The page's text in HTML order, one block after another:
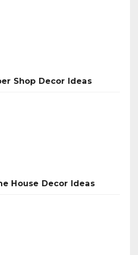
Shop Decor Ideas
House Decor Ideas